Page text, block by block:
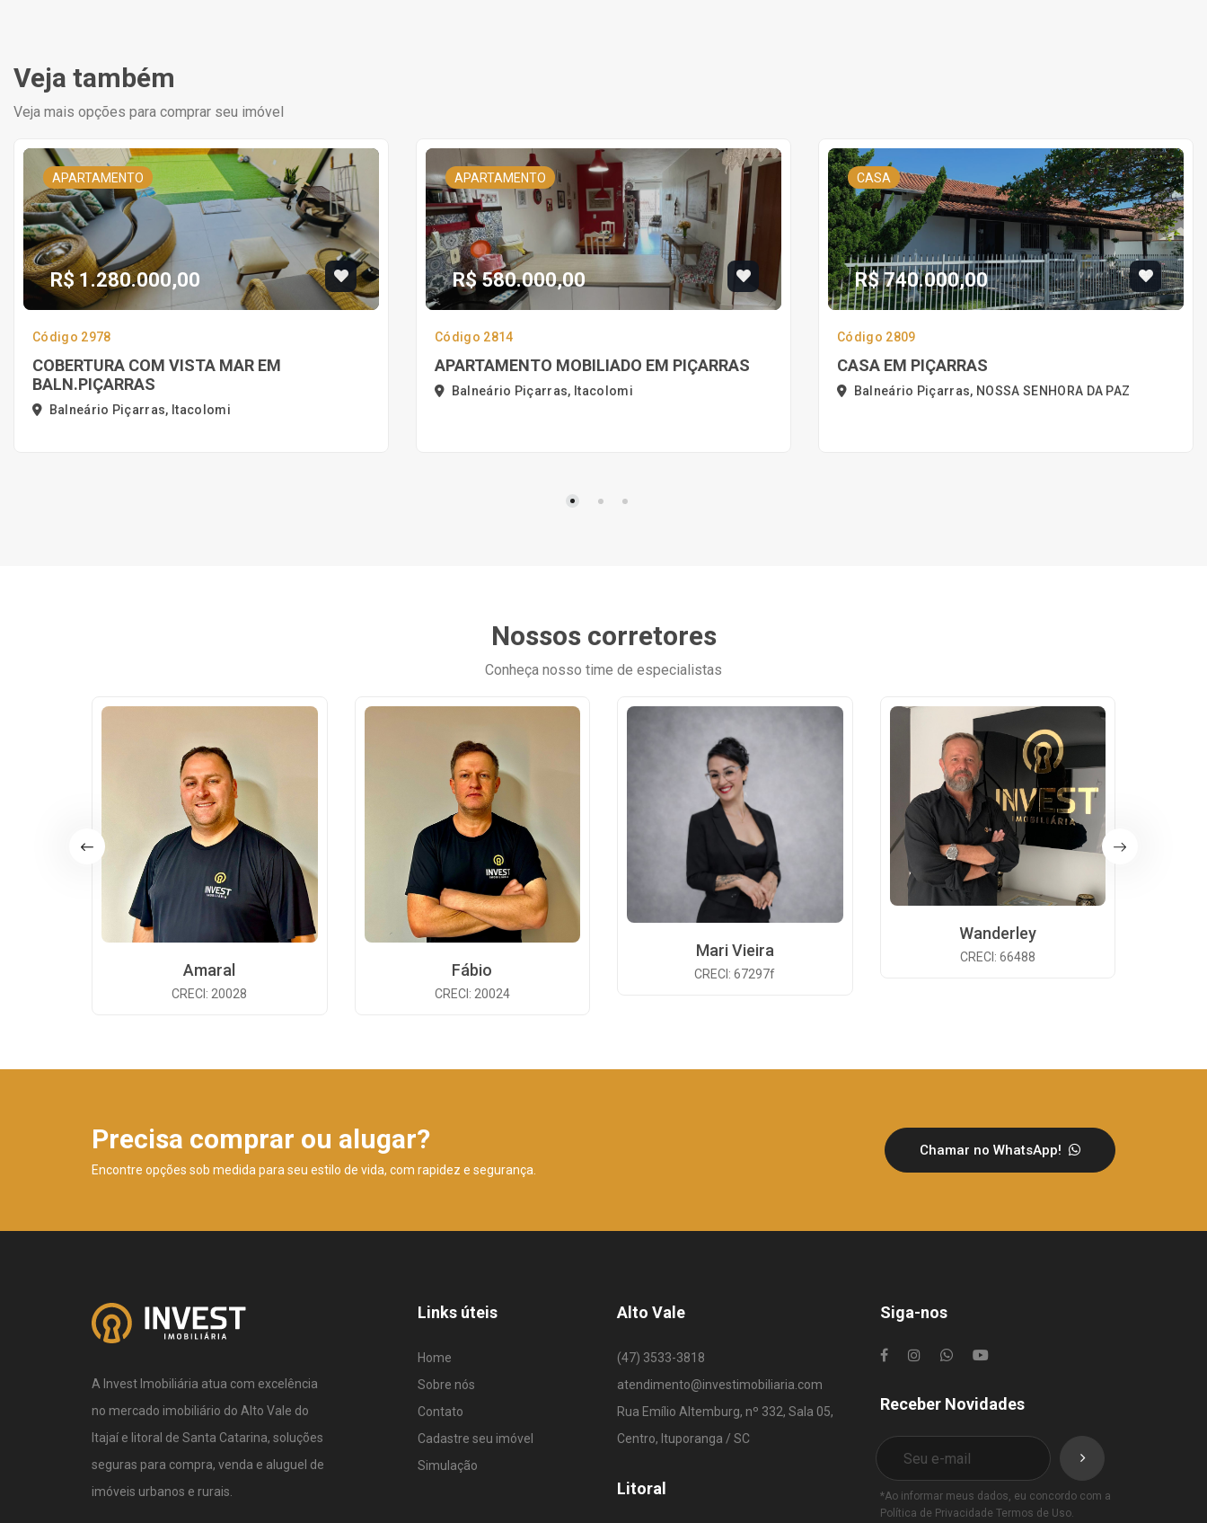
Veja também
Veja mais opções para comprar seu imóvel
APARTAMENTO
R$ 1.280.000,00
Código 2978
COBERTURA COM VISTA MAR EM
BALN.PIÇARRAS
Balneário Piçarras, Itacolomi
APARTAMENTO
R$ 580.000,00
Código 2814
APARTAMENTO MOBILIADO EM PIÇARRAS
Balneário Piçarras, Itacolomi
CASA
R$ 740.000,00
Código 2809
CASA EM PIÇARRAS
Balneário Piçarras, NOSSA SENHORA DA PAZ
Nossos corretores
Conheça nosso time de especialistas
Amaral
CRECI: 20028
Fábio
CRECI: 20024
Mari Vieira
CRECI: 67297f
Wanderley
CRECI: 66488
Precisa comprar ou alugar?
Encontre opções sob medida para seu estilo de vida, com rapidez e segurança.
Chamar no WhatsApp!
A Invest Imobiliária atua com excelência
no mercado imobiliário do Alto Vale do
Itajaí e litoral de Santa Catarina, soluções
seguras para compra, venda e aluguel de
imóveis urbanos e rurais.
Links úteis
Home
Sobre nós
Contato
Cadastre seu imóvel
Simulação
Alto Vale
(47) 3533-3818
atendimento@investimobiliaria.com
Rua Emílio Altemburg, nº 332, Sala 05,
Centro, Ituporanga / SC
Litoral
Siga-nos
Receber Novidades
*Ao informar meus dados, eu concordo com a
Política de Privacidade Termos de Uso.